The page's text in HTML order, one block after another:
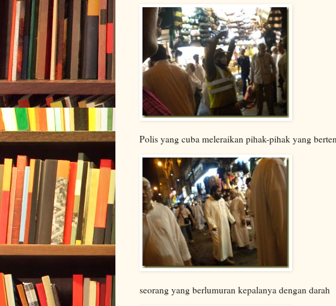
Polis yang cuba meleraikan pihak-pihak yang
seorang yang berlumuran kepalanya dengan darah